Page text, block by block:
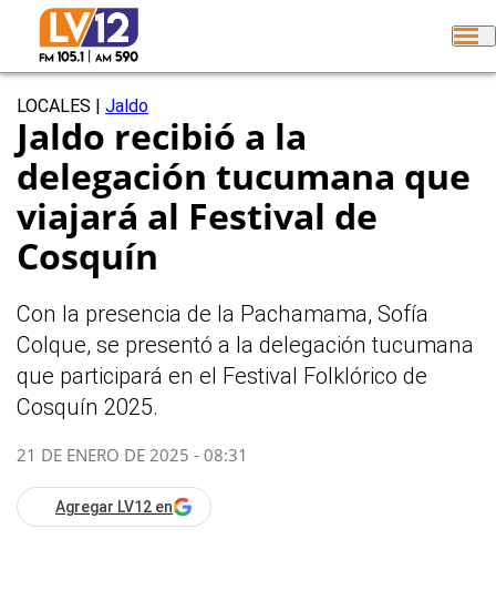
LOCALES Jaldo
Jaldo recibió a la
delegación tucumana que
viajará al Festival de
Cosquín
Con la presencia de la Pachamama, Sofía
Colque, se presentó a la delegación tucumana
que participará en el Festival Folklórico de
Cosquín 2025.
21 DE ENERO DE 2025 - 08:31
Agregar LV12 en